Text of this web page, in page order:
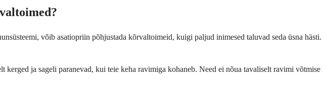
võib asatiopriin põhjustada kõrvaltoimeid, kuigi paljud inimesed taluvad seda üsna
kerged ja sageli paranevad, kui teie keha ravimiga kohaneb. Need ei nõua tavaliselt ravimi